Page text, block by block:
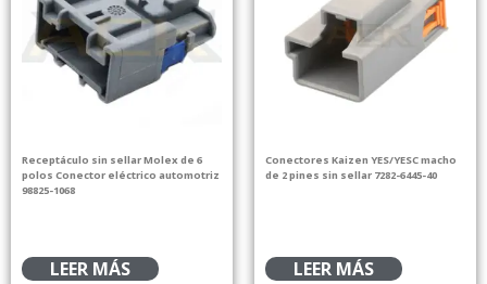
Receptáculo sin sellar Molex de 6
polos Conector eléctrico automotriz
98825-1068
LEER MÁS
Conectores Kaizen YES/YESC macho
de 2 pines sin sellar 7282-6445-40
LEER MÁS